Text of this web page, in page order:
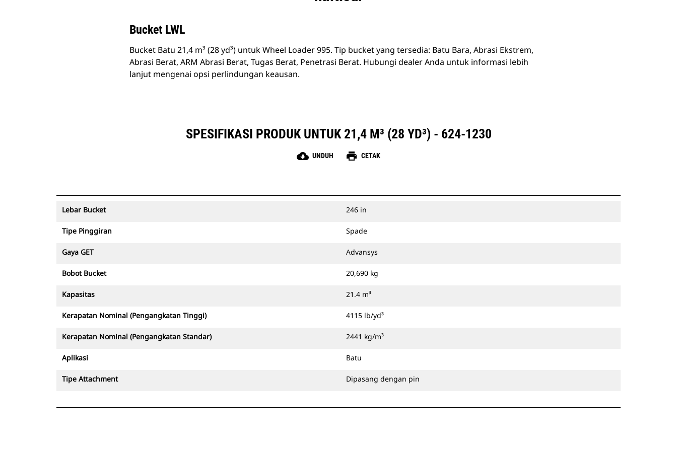
Bucket LWL
Bucket Batu 21,4 m³ (28 yd³) untuk Wheel Loader 995. Tip bucket yang tersedia: Batu Bara, Abrasi Ekstrem,
Abrasi Berat, ARM Abrasi Berat, Tugas Berat, Penetrasi Berat. Hubungi dealer Anda untuk informasi lebih
lanjut mengenai opsi perlindungan keausan.
SPESIFIKASI PRODUK UNTUK 21,4 M³ (28 YD³) - 624-1230
cloud_download UNDUH print CETAK
Lebar Bucket 246 in
Tipe Pinggiran Spade
Gaya GET Advansys
Bobot Bucket 20,690 kg
Kapasitas 21.4 m³
Kerapatan Nominal (Pengangkatan Tinggi) 4115 lb/yd³
Kerapatan Nominal (Pengangkatan Standar) 2441 kg/m³
Aplikasi Batu
Tipe Attachment Dipasang dengan pin